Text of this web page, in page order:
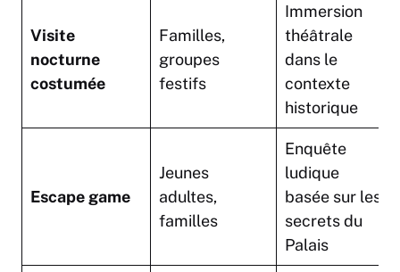
Visite
nocturne
costumée
Familles,
groupes
festifs
Immersion
théâtrale
dans le
contexte
historique
Escape game
Jeunes
adultes,
familles
Enquête
ludique
basée sur les
secrets du
Palais